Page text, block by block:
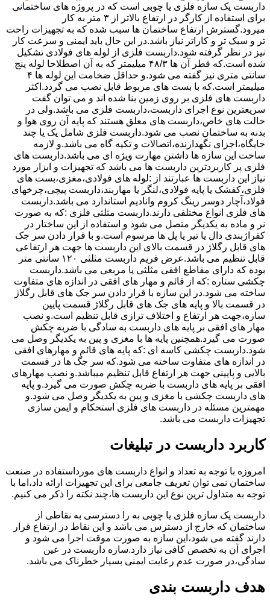
داربست یک سازه فلزی یا چوبی است که در پروژه های ساختمانی
برای استفاده از کارگر در ارتفاع بالاتر از ۳ متر به کار
میرود.گسترش ارتفاع ساختمان ها سبب شده که به تجهیزات راحت
تر و سبک تر و کاراتر نیاز باشد.در این حال باید ایمنی و سرعت کار
نیز در نظر گرفته شود.داربست فلزی از لوله های فولادی تشکیل
شده است.که قطر آن ها ۴۸/۳ میلیمتر که به آن اصطلاحا لوله پنج
سانتی متری نیز گفته می شود.و حداقل ضخامت این لوله ها ۴
میلیمتر است.که با بست های مربوط قابل نصب می گردد.اکثر
داربست های فلزی بر روی زمین بنا شده اند و می توان گفت
سریعترین نوع اجرای داربست،داربست فلزی می باشد.ولی در
حالت های خاص،داربست های معلق هستند که پایه آن روی هوا و
بدنه به ساختمان نصب می شود.داربست فلزی شامل یک یا چند
جایگاه،اجزای نگهدارنده،اتصالات و تکیه گاه می باشد.و لازمه
ساخت این سازه ها داشتن مهارت ویژه ای می باشد.داربست های
فلزی پر کاربردترین داربست ها می باشد که تجهیزات و ابزار مورد
نیاز این داربست ها عبارتند از :لوله های فولادی،مغزی،بست های
فلزی،کفشک یا پایه فولادی،لنگر یا مهاربند،داربست پیچی،چرخهای
فولاد،آچار دوسر رینگ کروم وانادیم استاندارد می باشد.داربست
های فلزی انواع مختلفی دارند.داربست مثلثی فلزی :که به صورت
نر و ماده به یکدیگر متصل می شود و استفاده از این ساختار در
کفراژبندی دال یا تیر یا پل ها مرسوم است.و با قرار دادن سر جک
های قابل رگلاژ در قسمت بالای این داربست ها جهت هر ارتفاعی
قابل تنظیم می باشد.عرض فریم داربست مثلثی ۱۲۰ سانتی متر
بوده که دارای مقاطع افقی مثلثی یا مربعی می باشد.داربست
چکشی ستاره :که از قائم و مهار های افقی در اندازه های متفاوت
ساخته می شود.در این سازه با قرار دادن سر جک های قابل رگلاژ
در قسمت بالا و پایه های جک های قابل رگلاژ قسمت پایین
سازه،جهت هر ارتفاع و اختلاف ترازی قابل تنظیم است.و نصب
مهار های افقی بر پایه های داربست به سادگی با ضربه چکش
صورت می گیرد.همچنین پایه ها با مغزی و پین به یکدیگر وصل می
شود.داربست چکشی کاسه ای :که پایه های قائم و مهارهای افقی
در اندازه های متفاوت ساخته می شود.که سر جگ ها در قسمت
بالایی و پایینی جهت هر ارتفاع قابل تنظیم میباشد.و نصب مهارهای
افقی بر پایه های داربست با ضربه چکش صورت می گیرد.و پایه
های داربست چکشی با مغزی و پین به یکدیگر وصل می شود.و
مهمترین مسئله در داربست های فلزی استحکام و ایمن سازی
تجهیزات داربست می باشد.
کاربرد داربست در تبلیغات
امروزه با توجه به تعداد و انواع داربست های مورداستفاده در صنعت
ساختمان نمی توان تعریف جامعی برای این تجهیزات ارائه داد،اما با
توجه به متداول ترین نوع این داربست ها،چند نکته را ذکر می کنیم.
داربست یک سازه فلزی یا چوبی به را دسترسی به نقاطی از
ساختمان که خارج از دسترس می باشد و این نقاط در ارتفاع قرار
دارند گفته می شود،این سازه به صورت موقت اجرا می شود و
اجرای آن به تخصص کافی نیاز دارد.سازه داربست در عین
سادگی،در صورت عدم رعایت ایمنی بسیار خطرناک می باشد.
هدف داربست بندی